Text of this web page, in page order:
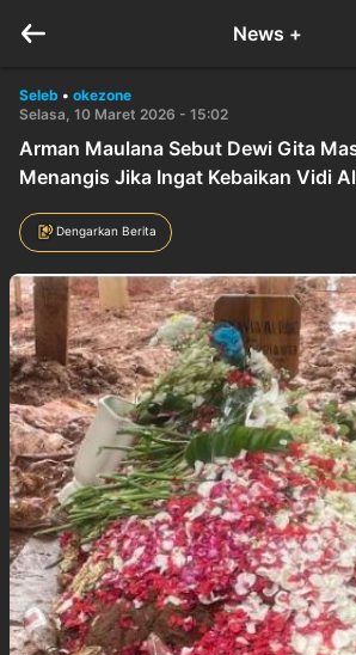
News +
Seleb • okezone
Selasa, 10 Maret 2026 - 15:02
Arman Maulana Sebut Dewi Gita
Menangis Jika Ingat Kebaikan Vidi
Dengarkan Berita